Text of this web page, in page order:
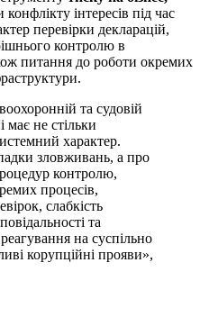
інтересів під час
перевірки декларацій,
контролю в
питання до роботи окремих
та судовій
має не стільки
характер.
зловживань, а про
контролю,
процесів,
слабкість
та
на суспільно
корупційні прояви»,